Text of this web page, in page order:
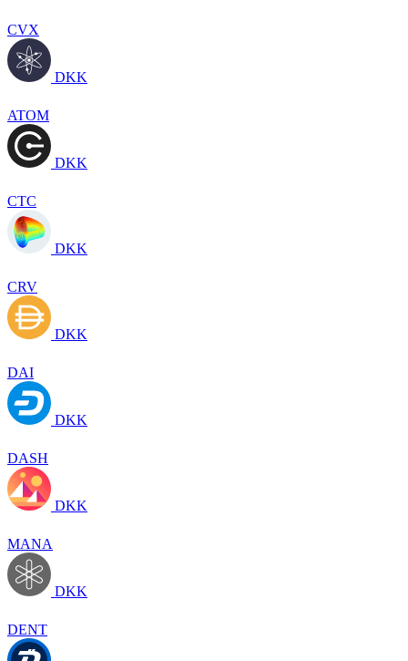
CVX
DKK
ATOM
DKK
CTC
DKK
CRV
DKK
DAI
DKK
DASH
DKK
MANA
DKK
DENT